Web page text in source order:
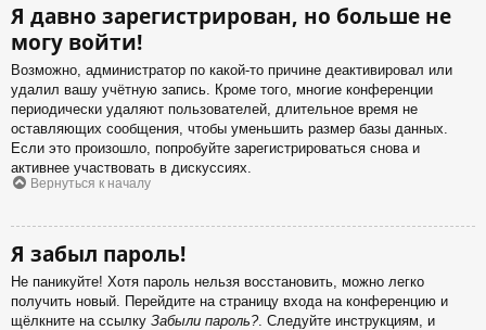
Я давно зарегистрирован, но больше не
могу войти!
Возможно, администратор по какой-то причине деактивировал или
удалил вашу учётную запись. Кроме того, многие конференции
периодически удаляют пользователей, длительное время не
оставляющих сообщения, чтобы уменьшить размер базы данных.
Если это произошло, попробуйте зарегистрироваться снова и
активнее участвовать в дискуссиях.
Вернуться к началу
Я забыл пароль!
Не паникуйте! Хотя пароль нельзя восстановить, можно легко
получить новый. Перейдите на страницу входа на конференцию и
щёлкните на ссылку Забыли пароль?. Следуйте инструкциям, и